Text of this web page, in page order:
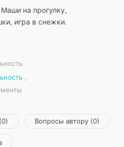
на прогулку,
игра в снежки.
Вопросы автору (0)